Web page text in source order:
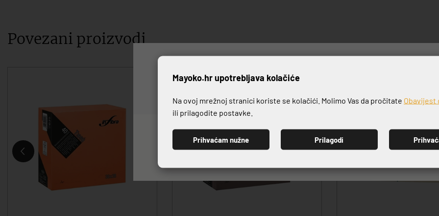
Povezani proizvodi
Prijavite se na naš
PRIJAVI SE
Mayoko.hr upotrebljava kolačiće
Na ovoj mrežnoj stranici koriste se kolačići. Molimo Vas da pročitate Obavijest
ili prilagodite postavke.
Prihvaćam nužne Prilagodi